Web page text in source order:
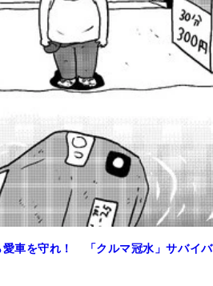
愛車を守れ！ 「クルマ冠水」サバイバ